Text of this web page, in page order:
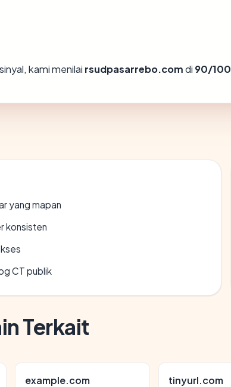
kami menilai rsudpasarrebo.comdi 90/100
yang mapan
konsisten
CT publik
Terkait
example.com tinyurl.com